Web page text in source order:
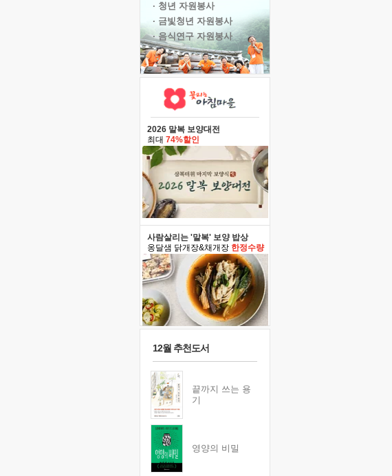
· 청년 자원봉사
· 금빛청년 자원봉사
· 음식연구 자원봉사
2026 말복 보양대전
최대 74%할인
사람살리는 '말복' 보양 밥상
옹달샘 닭개장&채개장 한정수량
12월 추천도서
끝까지 쓰는 용
기
영양의 비밀